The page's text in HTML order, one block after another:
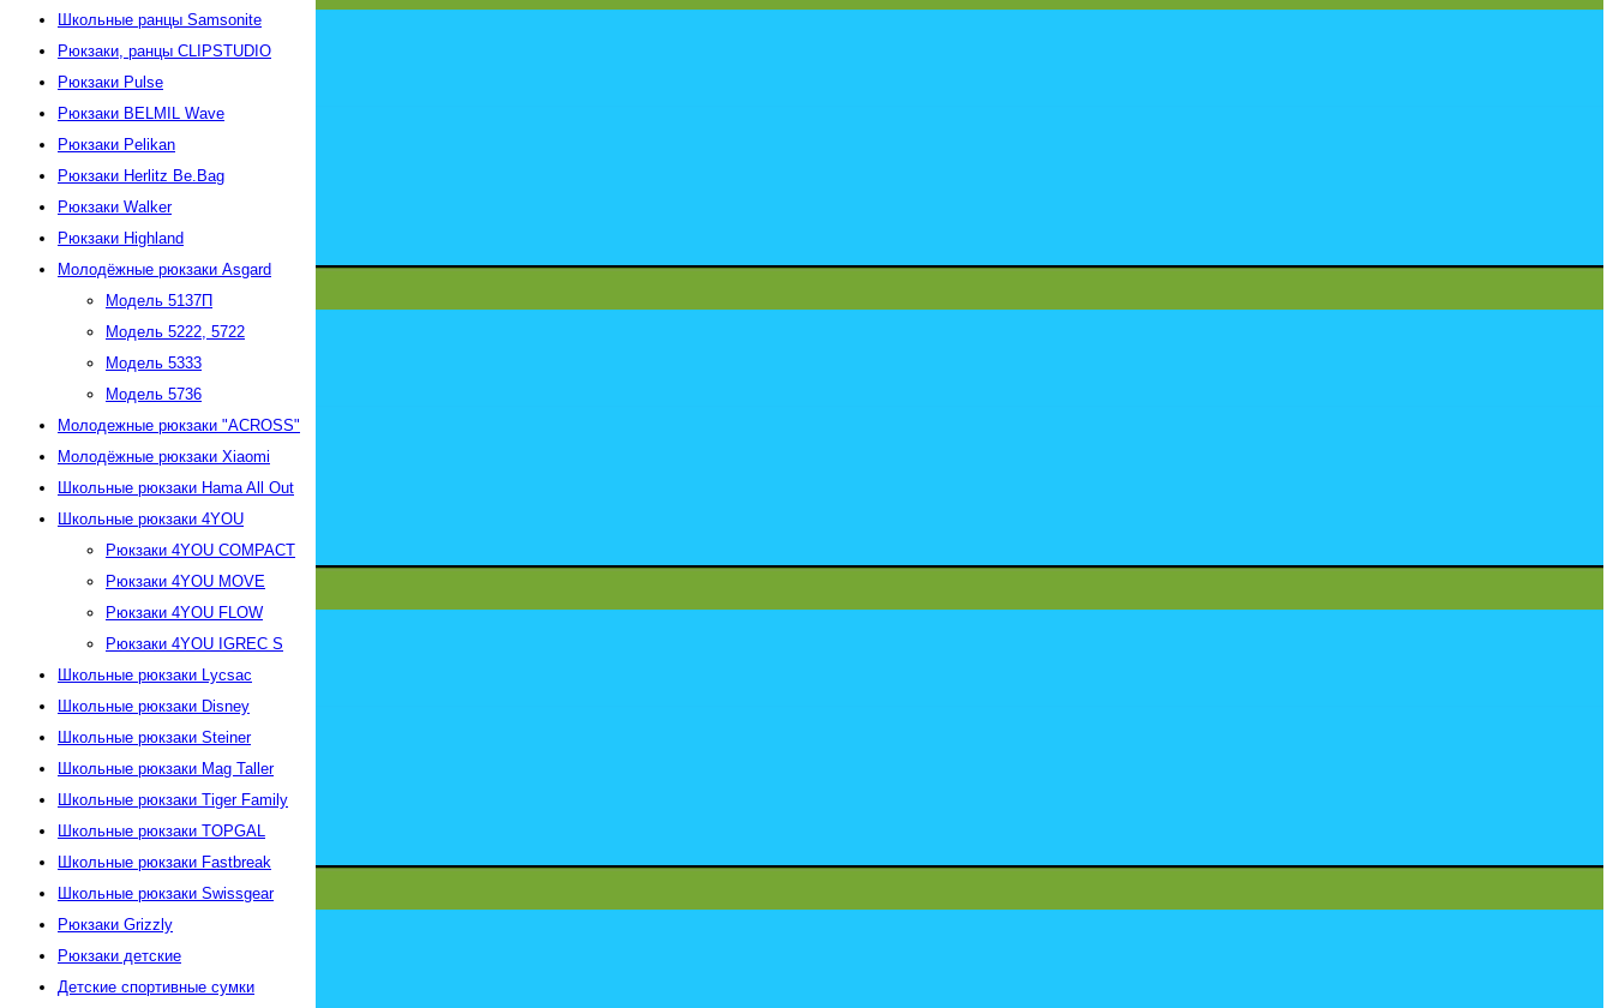
Школьные ранцы Samsonite
Рюкзаки, ранцы CLIPSTUDIO
Рюкзаки Pulse
Рюкзаки BELMIL Wave
Рюкзаки Pelikan
Рюкзаки Herlitz Be.Bag
Рюкзаки Walker
Рюкзаки Highland
Молодёжные рюкзаки Asgard
Модель 5137П
Модель 5222, 5722
Модель 5333
Модель 5736
Молодежные рюкзаки "АСROSS"
Молодёжные рюкзаки Xiaomi
Школьные рюкзаки Hama All Out
Школьные рюкзаки 4YOU
Рюкзаки 4YOU СOMPACT
Рюкзаки 4YOU MOVE
Рюкзаки 4YOU FLOW
Рюкзаки 4YOU IGREC S
Школьные рюкзаки Lycsac
Школьные рюкзаки Disney
Школьные рюкзаки Steiner
Школьные рюкзаки Mag Taller
Школьные рюкзаки Tiger Family
Школьные рюкзаки TOPGAL
Школьные рюкзаки Fastbreak
Школьные рюкзаки Swissgear
Рюкзаки Grizzly
Рюкзаки детские
Детские спортивные сумки